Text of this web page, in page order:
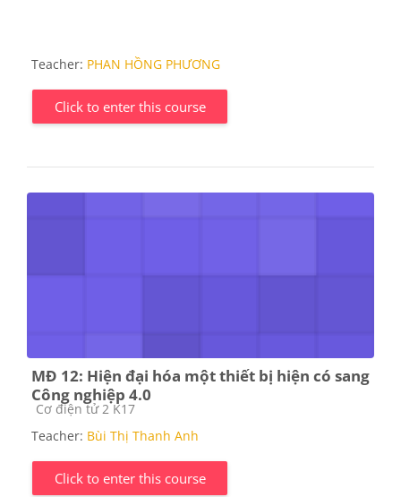
Teacher: PHAN HỒNG PHƯƠNG
Click to enter this course
MĐ 12: Hiện đại hóa một thiết bị hiện có sang
Công nghiệp 4.0
Course category
Cơ điện tử 2 K17
Teacher: Bùi Thị Thanh Anh
Click to enter this course